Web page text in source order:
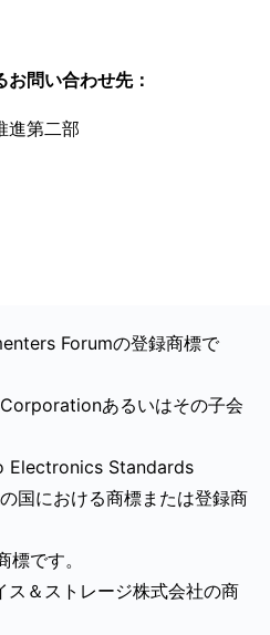
問い合わせ先：
第二部
Forumの登録商標で
あるいはその子会
Electronics Standards
国における商標または登録商
標です。
＆ストレージ株式会社の商